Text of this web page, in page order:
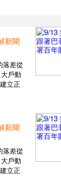
新聞
落差從
戶動
立正
新聞
落差從
戶動
立正